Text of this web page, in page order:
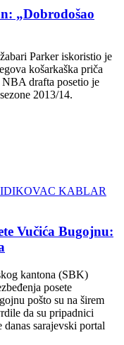
„Dobrodošao
Parker iskoristio je
košarkaška priča
drafta posetio je
2013/14.
Vučića Bugojnu:
kantona (SBK)
posete
pošto su na širem
da su pripadnici
sarajevski portal